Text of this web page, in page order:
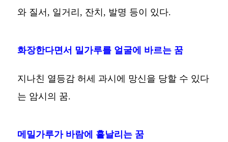
와 질서, 일거리, 잔치, 발명 등이 있다.
화장한다면서 밀가루를 얼굴에 바르는 꿈
지나친 열등감 허세 과시에 망신을 당할 수 있다
는 암시의 꿈.
메밀가루가 바람에 흩날리는 꿈